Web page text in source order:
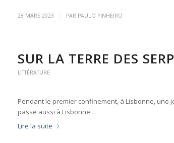
28 MARS 2023 / PAR PAULO PINHEIRO
SUR LA TERRE DES
LITTÉRATURE
Pendant le premier confinement, à Lisbonne, une
passe aussi à Lisbonne…
Lire la suite